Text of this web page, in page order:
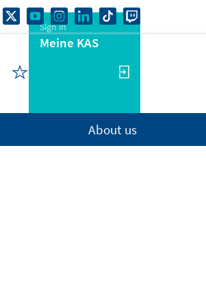
Sign in
Meine KAS
About us